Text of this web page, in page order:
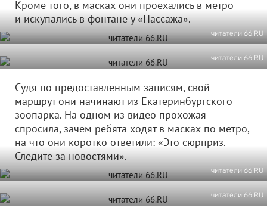
Кроме того, в масках они проехались в метро
и искупались в фонтане у «Пассажа».
читатели 66.RU
читатели 66.RU
Судя по предоставленным записям, свой
маршрут они начинают из Екатеринбургского
зоопарка. На одном из видео прохожая
спросила, зачем ребята ходят в масках по метро,
на что они коротко ответили: «Это сюрприз.
Следите за новостями».
читатели 66.RU
читатели 66.RU